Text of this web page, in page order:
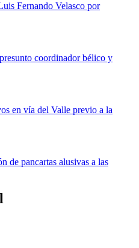
Fernando Velasco por
coordinador bélico y
en vía del Valle previo a la
de pancartas alusivas a las